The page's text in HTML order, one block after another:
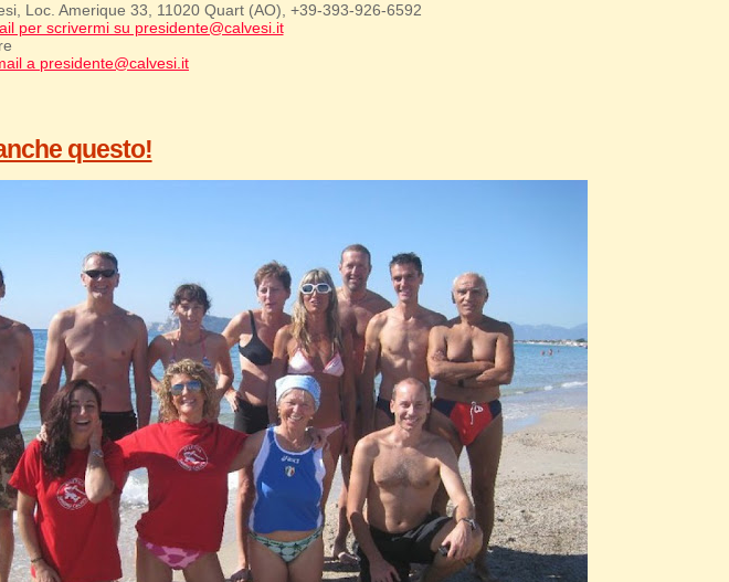
Loc. Amerique 33, 11020 Quart (AO), +39-393-926-6592
per scrivermi su presidente@calvesi.it
a presidente@calvesi.it
questo!